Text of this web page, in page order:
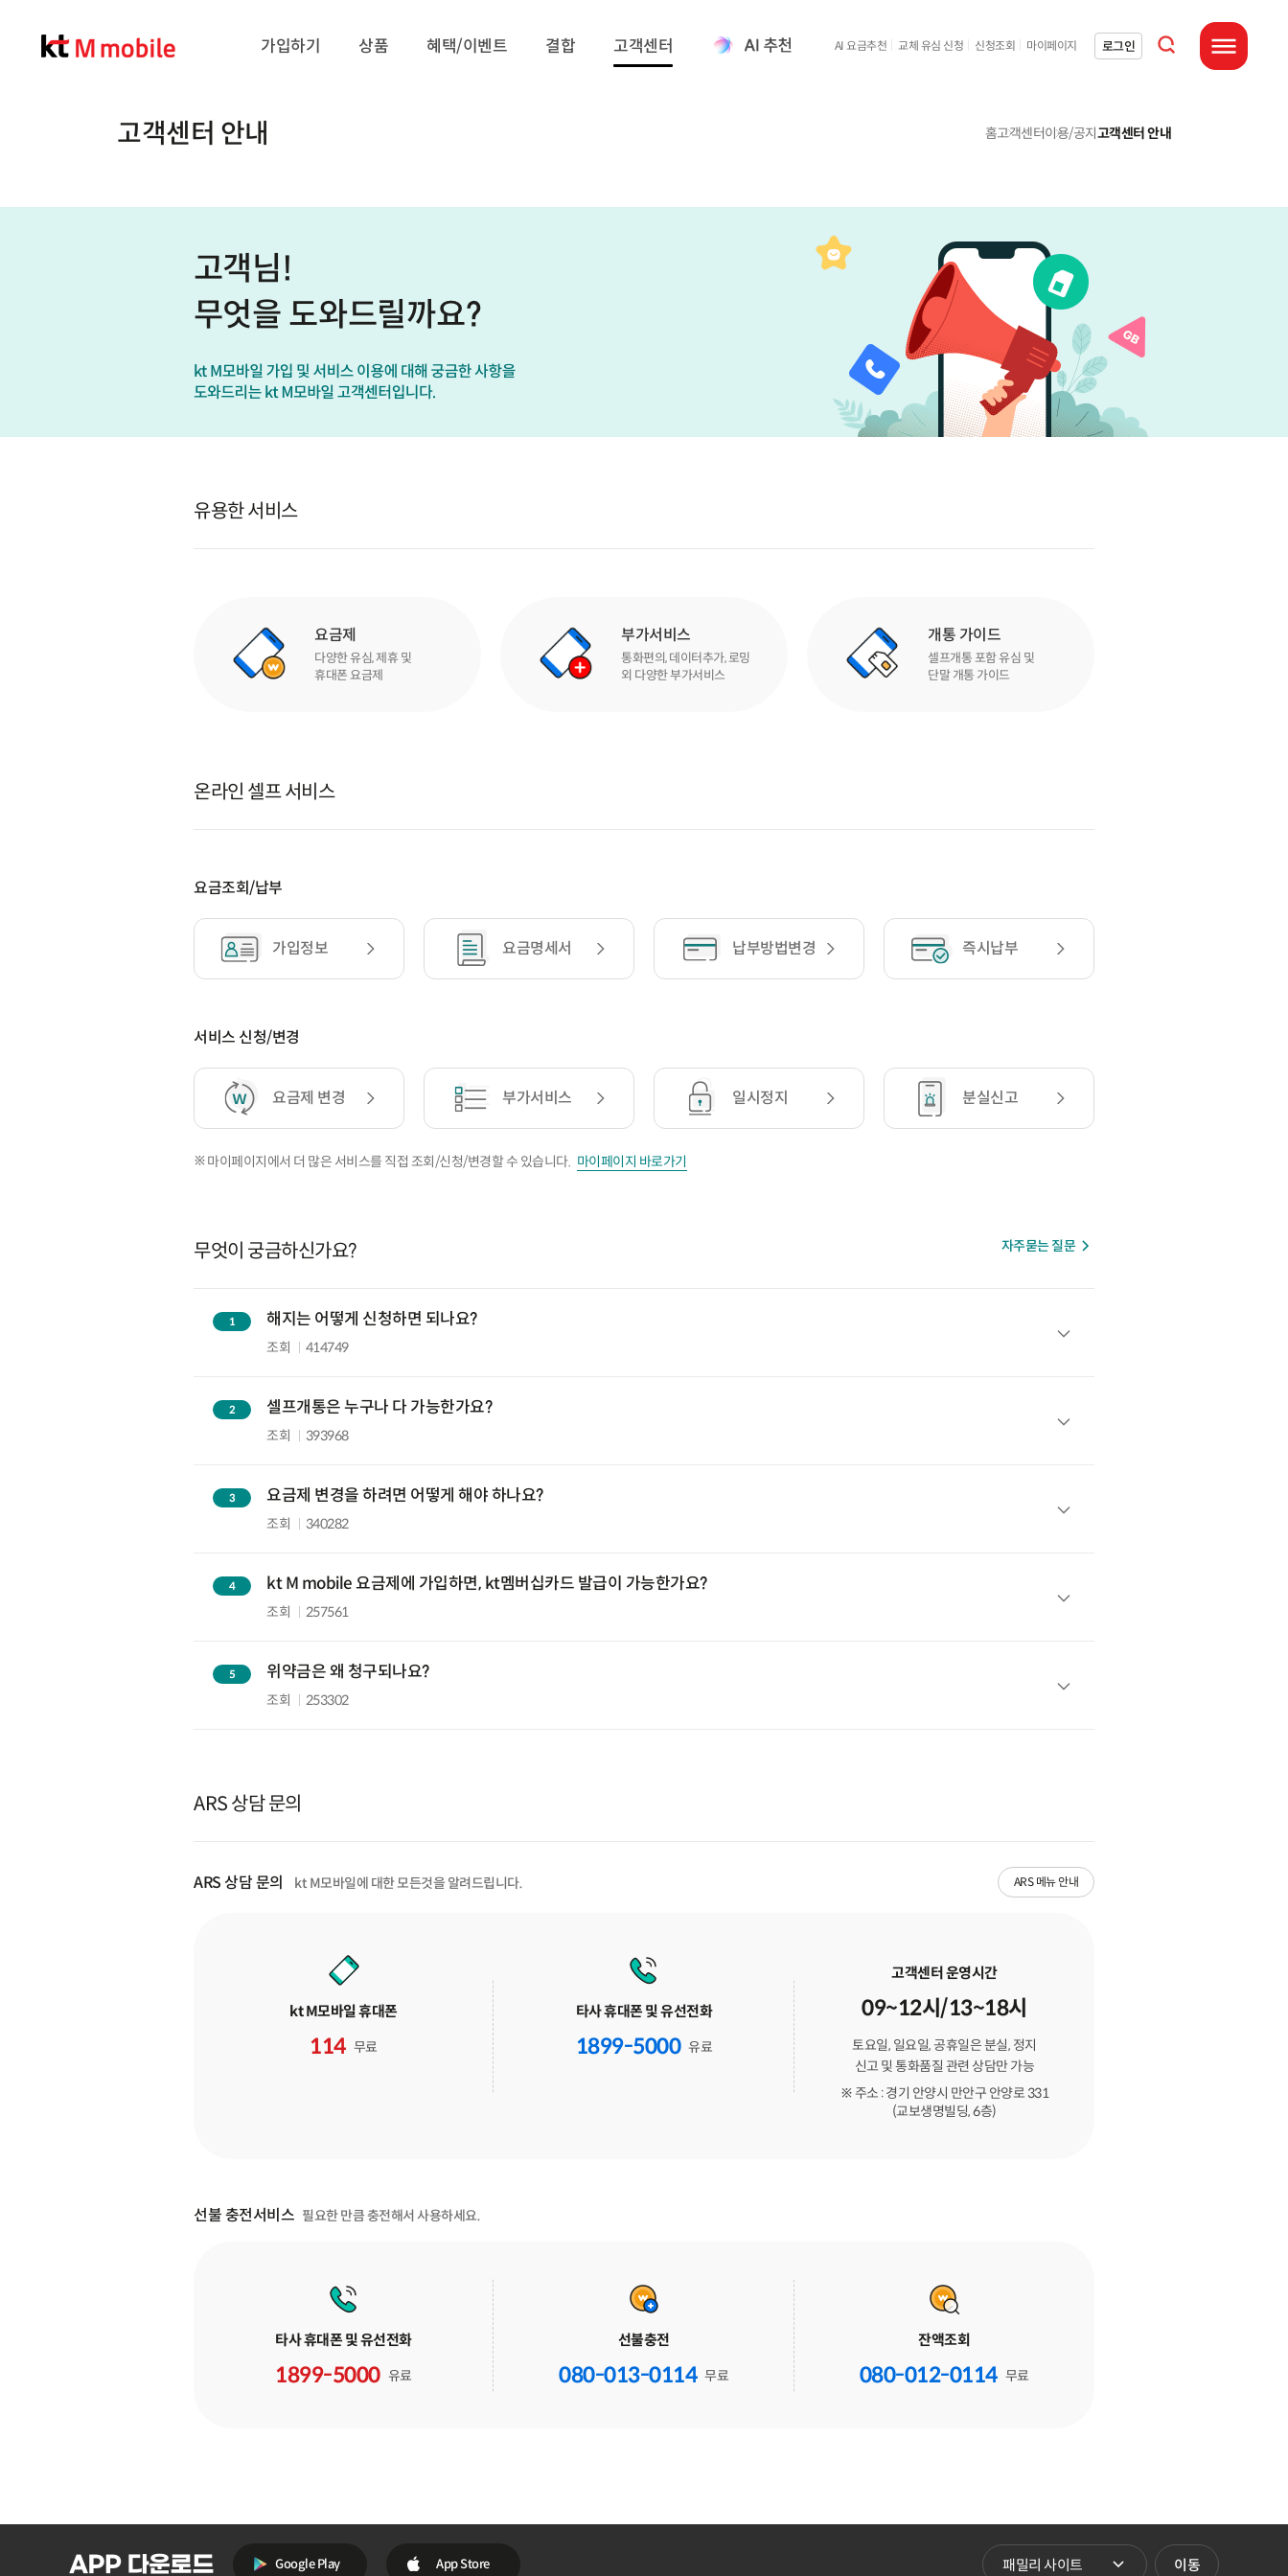
가입하기 상품 혜택/이벤트 결합 고객센터 AI 요금추천 교체 유심 신청 신청조회 마이페이지 로그인
통합검색 열기
전체메뉴 열기
홈고객센터이용/공지고객센터 안내
고객센터 안내
유용한 서비스
요금제
다양한 유심, 제휴 및
휴대폰 요금제
부가서비스
통화편의, 데이터추가, 로밍
외 다양한 부가서비스
개통 가이드
셀프개통 포함 유심 및
단말 개통 가이드
온라인 셀프 서비스
요금조회/납부
가입정보 요금명세서 납부방법변경 즉시납부
서비스 신청/변경
요금제 변경 부가서비스 일시정지 분실신고
마이페이지에서 더 많은 서비스를 직접 조회/신청/변경할 수 있습니다. 마이페이지 바로가기
무엇이 궁금하신가요?
자주묻는 질문
1 질문 해지는 어떻게 신청하면 되나요?
조회 414749
2질문 셀프개통은 누구나 다 가능한가요?
조회 393968
3질문 요금제 변경을 하려면 어떻게 해야 하나요?
조회 340282
4질문 kt M mobile 요금제에 가입하면, kt멤버십카드 발급이 가능한가요?
조회 257561
5 질문 위약금은 왜 청구되나요?
조회 253302
ARS 상담 문의
ARS 상담 문의 kt M모바일에 대한 모든것을 알려드립니다. ARS 메뉴 안내
kt M모바일 휴대폰
114 무료
타사 휴대폰 및 유선전화
1899-5000 유료
고객센터 운영시간
09~12시/13~18시
토요일, 일요일, 공휴일은 분실, 정지
신고 및 통화품질 관련 상담만 가능
※ 주소 : 경기 안양시 만안구 안양로 331
(교보생명빌딩, 6층)
선불 충전서비스 필요한 만큼 충전해서 사용하세요.
타사 휴대폰 및 유선전화
1899-5000 유료
선불충전
080-013-0114 무료
잔액조회
080-012-0114 무료
Google Play App Store 패밀리 사이트 바로가기
이동